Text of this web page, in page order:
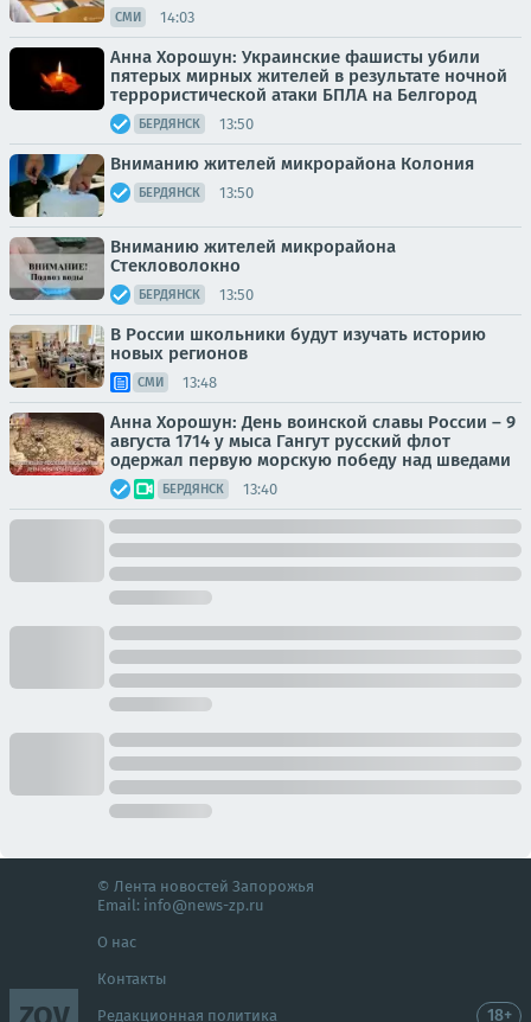
СМИ 14:03
Анна Хорошун: Украинские фашисты убили
пятерых мирных жителей в результате ночной
террористической атаки БПЛА на Белгород
БЕРДЯНСК 13:50
Вниманию жителей микрорайона Колония
БЕРДЯНСК 13:50
Вниманию жителей микрорайона
Стекловолокно
БЕРДЯНСК 13:50
В России школьники будут изучать историю
новых регионов
СМИ 13:48
Анна Хорошун: День воинской славы России – 9
августа 1714 у мыса Гангут русский флот
одержал первую морскую победу над шведами
БЕРДЯНСК 13:40
© Лента новостей Запорожья
Email: info@news-zp.ru
О нас
Контакты
Редакционная политика 18+